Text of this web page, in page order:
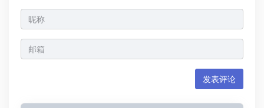
发表评论